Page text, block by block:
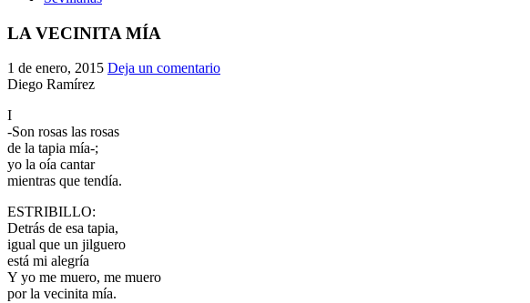
LA VECINITA MÍA
1 de enero, 2015 Deja un comentario
Diego Ramírez
I
-Son rosas las rosas
de la tapia mía-;
yo la oía cantar
mientras que tendía.
ESTRIBILLO:
Detrás de esa tapia,
igual que un jilguero
está mi alegría
Y yo me muero, me muero
por la vecinita mía.